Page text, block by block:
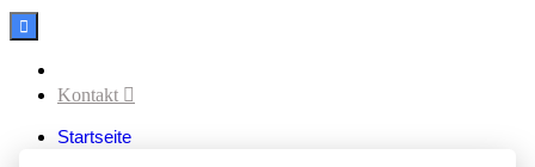

Kontakt 
Startseite